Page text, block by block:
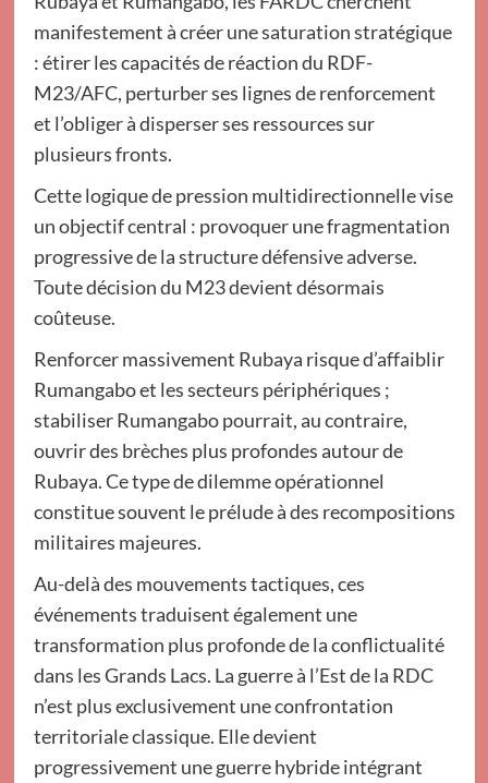
manifestement à créer une saturation stratégique
: étirer les capacités de réaction du RDF-
M23/AFC, perturber ses lignes de renforcement
et l’obliger à disperser ses ressources sur
plusieurs fronts.
Cette logique de pression multidirectionnelle vise
un objectif central : provoquer une fragmentation
progressive de la structure défensive adverse.
Toute décision du M23 devient désormais
coûteuse.
Renforcer massivement Rubaya risque d’affaiblir
Rumangabo et les secteurs périphériques ;
stabiliser Rumangabo pourrait, au contraire,
ouvrir des brèches plus profondes autour de
Rubaya. Ce type de dilemme opérationnel
constitue souvent le prélude à des recompositions
militaires majeures.
Au-delà des mouvements tactiques, ces
événements traduisent également une
transformation plus profonde de la conflictualité
dans les Grands Lacs. La guerre à l’Est de la RDC
n’est plus exclusivement une confrontation
territoriale classique. Elle devient
progressivement une guerre hybride intégrant